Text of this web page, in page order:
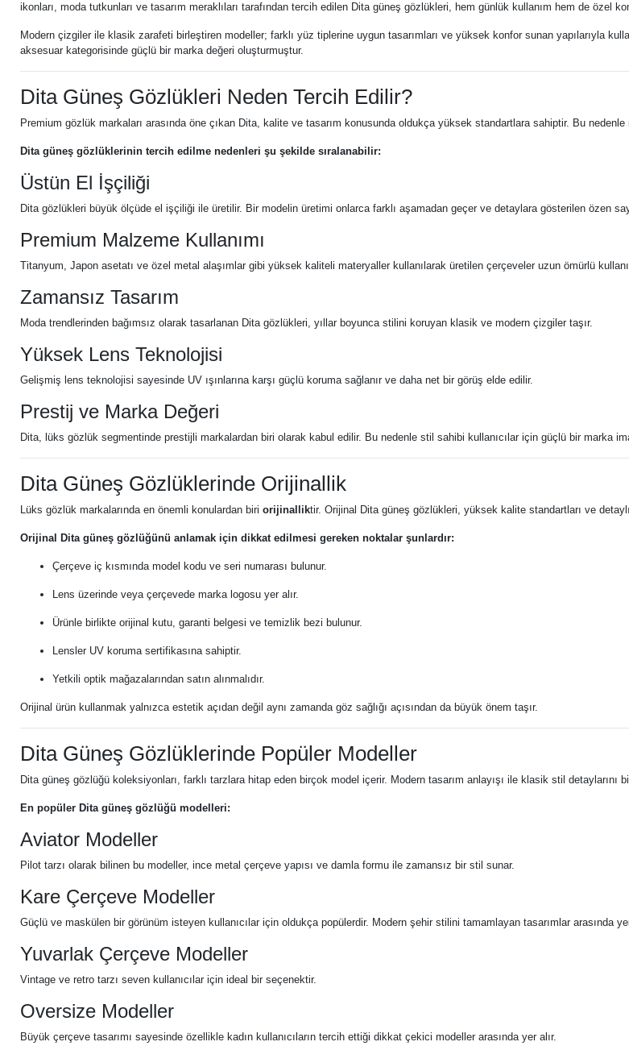
ikonları, moda tutkunları ve tasarım meraklıları tarafından tercih edilen Dita güneş gözlükleri, hem günlük kullanım hem de özel
Modern çizgiler ile klasik zarafeti birleştiren modeller; farklı yüz tiplerine uygun tasarımları ve yüksek konfor sunan yapılarıyla
aksesuar kategorisinde güçlü bir marka değeri oluşturmuştur.
Dita Güneş Gözlükleri Neden Tercih Edilir?
Premium gözlük markaları arasında öne çıkan Dita, kalite ve tasarım konusunda oldukça yüksek standartlara sahiptir. Bu nedenle
Dita güneş gözlüklerinin tercih edilme nedenleri şu şekilde sıralanabilir:
Üstün El İşçiliği
Dita gözlükleri büyük ölçüde el işçiliği ile üretilir. Bir modelin üretimi onlarca farklı aşamadan geçer ve detaylara gösterilen özen
Premium Malzeme Kullanımı
Titanyum, Japon asetatı ve özel metal alaşımlar gibi yüksek kaliteli materyaller kullanılarak üretilen çerçeveler uzun ömürlü
Zamansız Tasarım
Moda trendlerinden bağımsız olarak tasarlanan Dita gözlükleri, yıllar boyunca stilini koruyan klasik ve modern çizgiler taşır.
Yüksek Lens Teknolojisi
Gelişmiş lens teknolojisi sayesinde UV ışınlarına karşı güçlü koruma sağlanır ve daha net bir görüş elde edilir.
Prestij ve Marka Değeri
Dita, lüks gözlük segmentinde prestijli markalardan biri olarak kabul edilir. Bu nedenle stil sahibi kullanıcılar için güçlü bir marka
Dita Güneş Gözlüklerinde Orijinallik
Lüks gözlük markalarında en önemli konulardan biri orijinalliktir. Orijinal Dita güneş gözlükleri, yüksek kalite standartları ve
Orijinal Dita güneş gözlüğünü anlamak için dikkat edilmesi gereken noktalar şunlardır:
Çerçeve iç kısmında model kodu ve seri numarası bulunur.
Lens üzerinde veya çerçevede marka logosu yer alır.
Ürünle birlikte orijinal kutu, garanti belgesi ve temizlik bezi bulunur.
Lensler UV koruma sertifikasına sahiptir.
Yetkili optik mağazalarından satın alınmalıdır.
Orijinal ürün kullanmak yalnızca estetik açıdan değil aynı zamanda göz sağlığı açısından da büyük önem taşır.
Dita Güneş Gözlüklerinde Popüler Modeller
Dita güneş gözlüğü koleksiyonları, farklı tarzlara hitap eden birçok model içerir. Modern tasarım anlayışı ile klasik stil detaylarını
En popüler Dita güneş gözlüğü modelleri:
Aviator Modeller
Pilot tarzı olarak bilinen bu modeller, ince metal çerçeve yapısı ve damla formu ile zamansız bir stil sunar.
Kare Çerçeve Modeller
Güçlü ve maskülen bir görünüm isteyen kullanıcılar için oldukça popülerdir. Modern şehir stilini tamamlayan tasarımlar arasında
Yuvarlak Çerçeve Modeller
Vintage ve retro tarzı seven kullanıcılar için ideal bir seçenektir.
Oversize Modeller
Büyük çerçeve tasarımı sayesinde özellikle kadın kullanıcıların tercih ettiği dikkat çekici modeller arasında yer alır.